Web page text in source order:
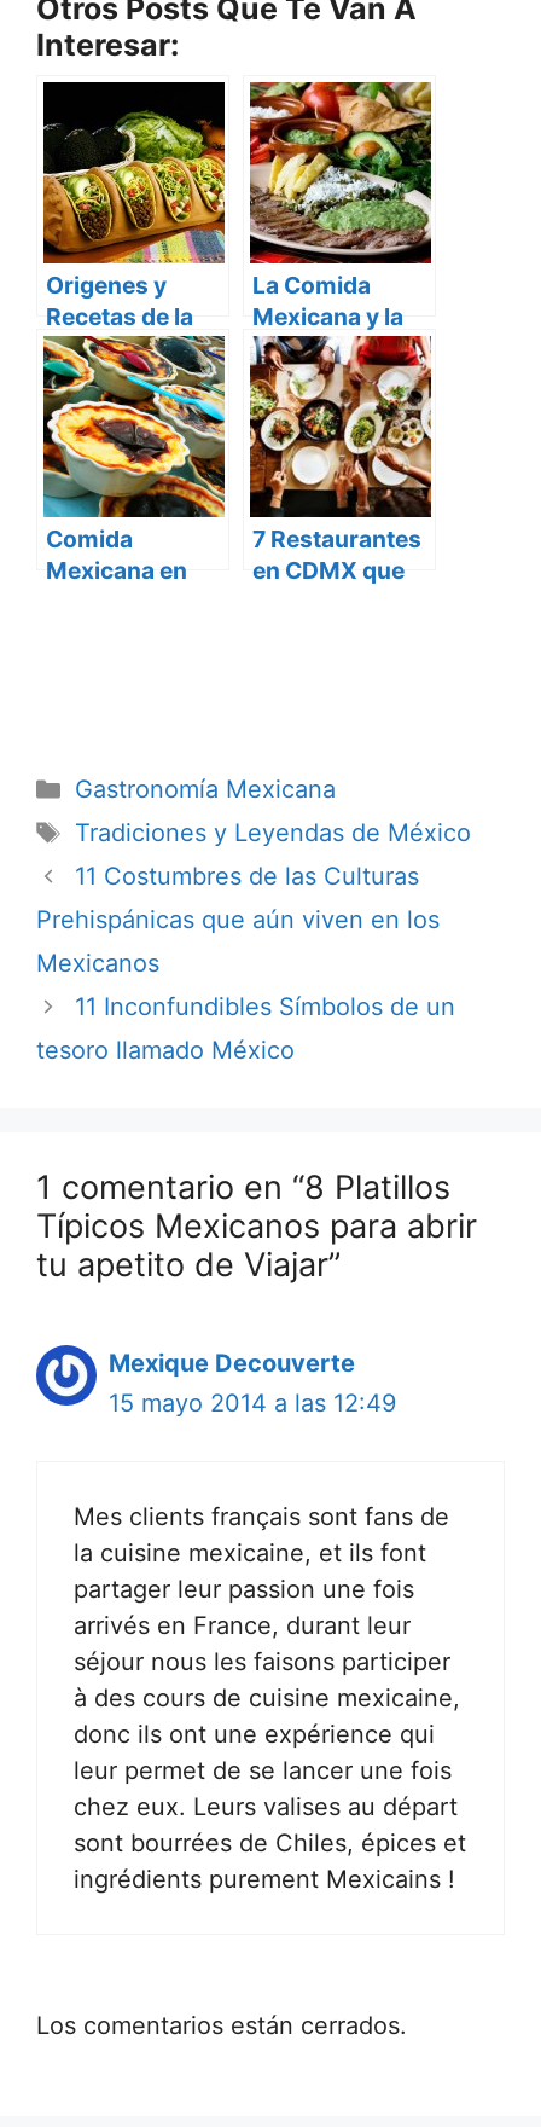
Otros Posts Que Te Van A
Interesar:
Origenes y
Recetas de la
Comida
Mexicana
La Comida
Mexicana y la
“Venganza de
Moctezuma”
Comida
Mexicana en
7 Restaurantes
en CDMX que
Categorías
Gastronomía Mexicana
Etiquetas
Tradiciones y Leyendas de México
11 Costumbres de las Culturas
Prehispánicas que aún viven en los
Mexicanos
11 Inconfundibles Símbolos de un
tesoro llamado México
1 comentario en “8 Platillos
Típicos Mexicanos para abrir
tu apetito de Viajar”
Mexique Decouverte
15 mayo 2014 a las 12:49
Mes clients français sont fans de
la cuisine mexicaine, et ils font
partager leur passion une fois
arrivés en France, durant leur
séjour nous les faisons participer
à des cours de cuisine mexicaine,
donc ils ont une expérience qui
leur permet de se lancer une fois
chez eux. Leurs valises au départ
sont bourrées de Chiles, épices et
ingrédients purement Mexicains !
Los comentarios están cerrados.